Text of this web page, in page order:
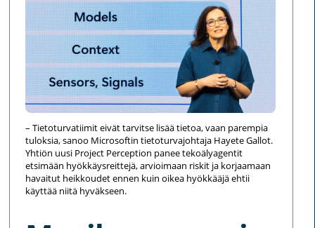
– Tietoturvatiimit eivät tarvitse lisää tietoa, vaan parempia
tuloksia, sanoo Microsoftin tietoturvajohtaja Hayete Gallot.
Yhtiön uusi Project Perception panee tekoälyagentit
etsimään hyökkäysreittejä, arvioimaan riskit ja korjaamaan
havaitut heikkoudet ennen kuin oikea hyökkääjä ehtii
käyttää niitä hyväkseen.